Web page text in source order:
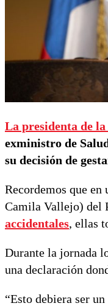
La presidenta de
exministro de
su decisión de
Recordemos que
Camila Vallejo) del
accidentales, ellas
Durante la jornada
una declaración
“Esto debiera ser